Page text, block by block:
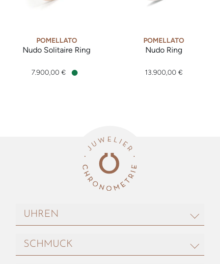
POMELLATO
Nudo Solitaire Ring
7.900,00 €
POMELLATO
Nudo Ring
13.900,00 €
UHREN
ROLEX
BREITLING
SCHMUCK